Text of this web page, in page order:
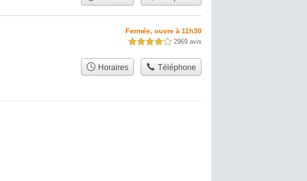
Fermée, ouvre à 11h30
4,0 étoiles sur 5 2969 avis
Horaires Téléphone